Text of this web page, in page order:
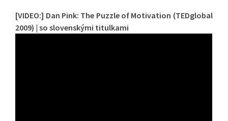
[VIDEO:] Dan Pink: The Puzzle of Motivation (TEDglobal
2009) | so slovenskými titulkami